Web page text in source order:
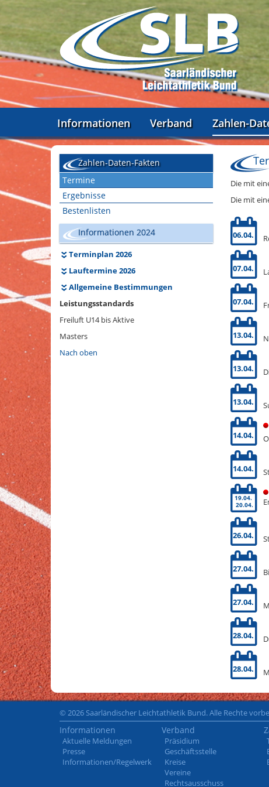
Informationen Verband Zahlen-
Zahlen-Daten-Fakten
Termine
Ergebnisse
Bestenlisten
Informationen 2024
Terminplan 2026
Lauftermine 2026
Allgemeine Bestimmungen
Leistungsstandards
Freiluft U14 bis Aktive
Masters
Nach oben
Die mit
Die mit
06.04.
07.04.
07.04.
13.04.
13.04.
13.04.
14.04.
14.04.
19.04.
20.04.
26.04.
27.04.
27.04.
28.04.
28.04.
© 2026 Saarländischer Leichtathletik Bund. Alle Rechte
Informationen
Aktuelle Meldungen
Presse
Informationen/Regelwerk
Verband
Präsidium
Geschäftsstelle
Kreise
Vereine
Rechtsausschuss